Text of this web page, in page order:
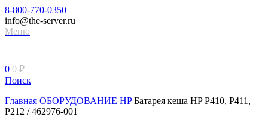
8-800-770-0350
info@the-server.ru
Меню
0 0 ₽
Поиск
Главная ОБОРУДОВАНИЕ HPБатарея кеша HP P410, P411,
P212 / 462976-001